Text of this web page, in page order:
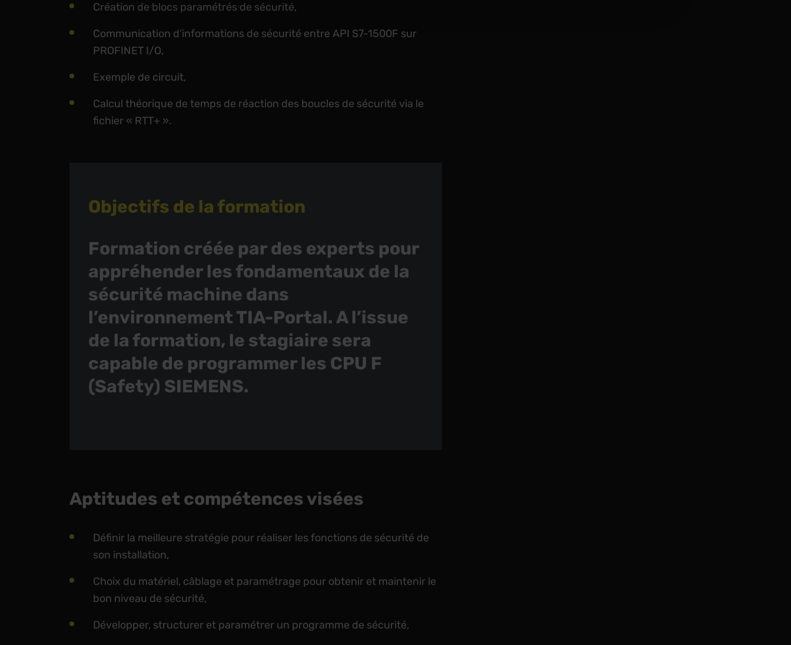
Création de blocs paramétrés de sécurité,
Communication d’informations de sécurité entre API S7-1500F sur
PROFINET I/O,
Exemple de circuit,
Calcul théorique de temps de réaction des boucles de sécurité via le
fichier « RTT+ ».
Objectifs de la formation
Formation créée par des experts pour
appréhender les fondamentaux de la
sécurité machine dans
l’environnement TIA-Portal. A l’issue
de la formation, le stagiaire sera
capable de programmer les CPU F
(Safety) SIEMENS.
Aptitudes et compétences visées
Définir la meilleure stratégie pour réaliser les fonctions de sécurité de
son installation,
Choix du matériel, câblage et paramétrage pour obtenir et maintenir le
bon niveau de sécurité,
Développer, structurer et paramétrer un programme de sécurité,